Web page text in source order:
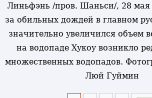
Линьфэнь /пров. Шаньси/, 28 мая
за обильных дождей в главном
значительно увеличился объем
на водопаде Хукоу возникло
множественных водопадов.
Люй Гуймин